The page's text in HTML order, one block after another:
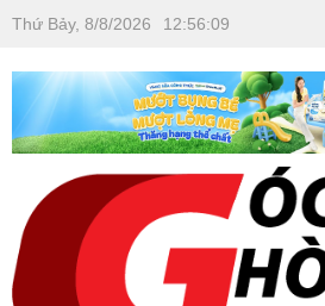
Thứ Bảy, 8/8/2026 12:56:10